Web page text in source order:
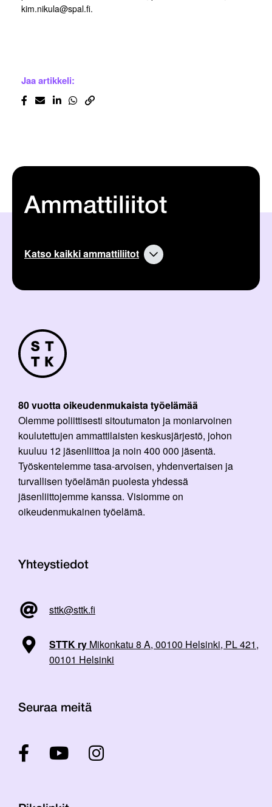
kim.nikula@spal.fi.
Jaa artikkeli:
Ammattiliitot
Katso kaikki ammattiliitot
80 vuotta oikeudenmukaista työelämää
Olemme poliittisesti sitoutumaton ja moniarvoinen
koulutettujen ammattilaisten keskusjärjestö, johon
kuuluu 12 jäsenliittoa ja noin 400 000 jäsentä.
Työskentelemme tasa-arvoisen, yhdenvertaisen ja
turvallisen työelämän puolesta yhdessä
jäsenliittojemme kanssa. Visiomme on
oikeudenmukainen työelämä.
Yhteystiedot
sttk@sttk.fi
STTK ry Mikonkatu 8 A, 00100 Helsinki, PL 421,
00101 Helsinki
Seuraa meitä